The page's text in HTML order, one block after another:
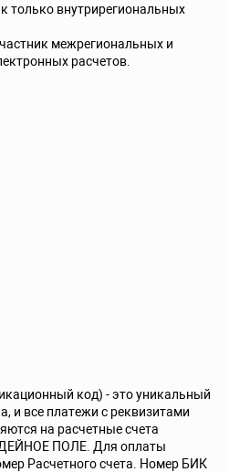
только внутрирегиональных
межрегиональных и
расчетов.
код) - это уникальный
и все платежи с реквизитами
на расчетные счета
ПОЛЕ. Для оплаты
Расчетного счета. Номер БИК